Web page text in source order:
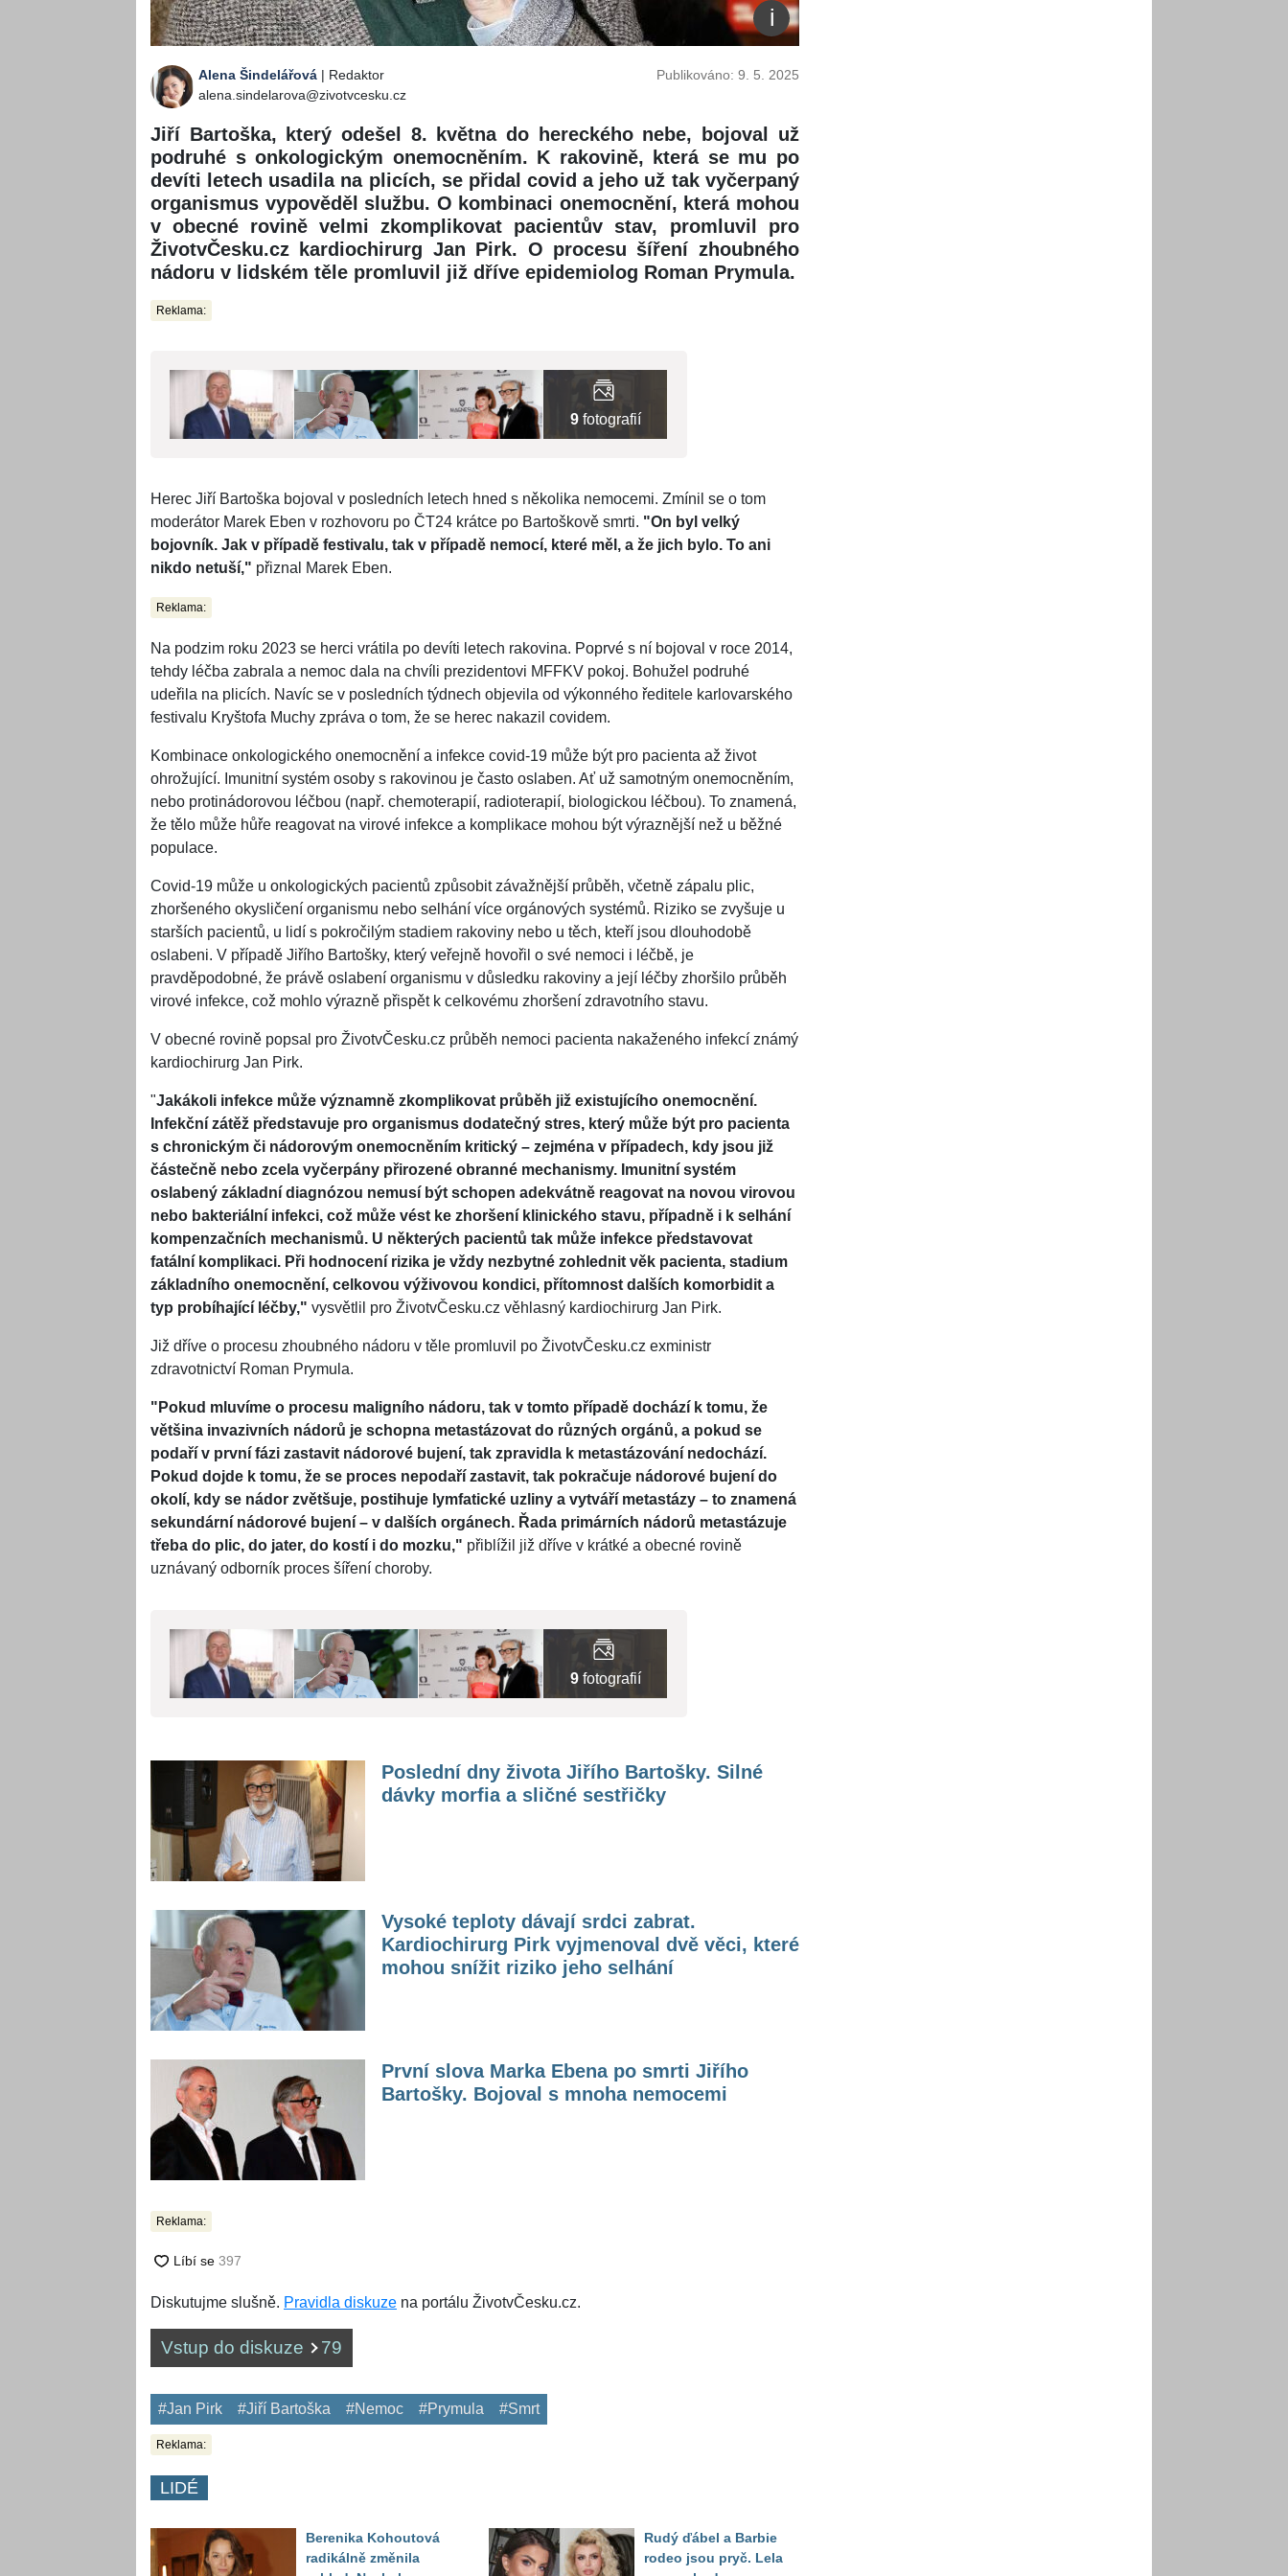
Alena Šindelářová | Redaktor
alena.sindelarova@zivotvcesku.cz
Publikováno: 9. 5. 2025
Jiří Bartoška, který odešel 8. května do hereckého nebe, bojoval už
podruhé s onkologickým onemocněním. K rakovině, která se mu po
devíti letech usadila na plicích, se přidal covid a jeho už tak vyčerpaný
organismus vypověděl službu. O kombinaci onemocnění, která mohou
v obecné rovině velmi zkomplikovat pacientův stav, promluvil pro
ŽivotvČesku.cz kardiochirurg Jan Pirk. O procesu šíření zhoubného
nádoru v lidském těle promluvil již dříve epidemiolog Roman Prymula.
Reklama:
9fotografií
Herec Jiří Bartoška bojoval v posledních letech hned s několika nemocemi. Zmínil se o tom
moderátor Marek Eben v rozhovoru po ČT24 krátce po Bartoškově smrti. "On byl velký
bojovník. Jak v případě festivalu, tak v případě nemocí, které měl, a že jich bylo. To ani
nikdo netuší," přiznal Marek Eben.
Reklama:
Na podzim roku 2023 se herci vrátila po devíti letech rakovina. Poprvé s ní bojoval v roce 2014,
tehdy léčba zabrala a nemoc dala na chvíli prezidentovi MFFKV pokoj. Bohužel podruhé
udeřila na plicích. Navíc se v posledních týdnech objevila od výkonného ředitele karlovarského
festivalu Kryštofa Muchy zpráva o tom, že se herec nakazil covidem.
Kombinace onkologického onemocnění a infekce covid-19 může být pro pacienta až život
ohrožující. Imunitní systém osoby s rakovinou je často oslaben. Ať už samotným onemocněním,
nebo protinádorovou léčbou (např. chemoterapií, radioterapií, biologickou léčbou). To znamená,
že tělo může hůře reagovat na virové infekce a komplikace mohou být výraznější než u běžné
populace.
Covid-19 může u onkologických pacientů způsobit závažnější průběh, včetně zápalu plic,
zhoršeného okysličení organismu nebo selhání více orgánových systémů. Riziko se zvyšuje u
starších pacientů, u lidí s pokročilým stadiem rakoviny nebo u těch, kteří jsou dlouhodobě
oslabeni. V případě Jiřího Bartošky, který veřejně hovořil o své nemoci i léčbě, je
pravděpodobné, že právě oslabení organismu v důsledku rakoviny a její léčby zhoršilo průběh
virové infekce, což mohlo výrazně přispět k celkovému zhoršení zdravotního stavu.
V obecné rovině popsal pro ŽivotvČesku.cz průběh nemoci pacienta nakaženého infekcí známý
kardiochirurg Jan Pirk.
"Jakákoli infekce může významně zkomplikovat průběh již existujícího onemocnění.
Infekční zátěž představuje pro organismus dodatečný stres, který může být pro pacienta
s chronickým či nádorovým onemocněním kritický – zejména v případech, kdy jsou již
částečně nebo zcela vyčerpány přirozené obranné mechanismy. Imunitní systém
oslabený základní diagnózou nemusí být schopen adekvátně reagovat na novou virovou
nebo bakteriální infekci, což může vést ke zhoršení klinického stavu, případně i k selhání
kompenzačních mechanismů. U některých pacientů tak může infekce představovat
fatální komplikaci. Při hodnocení rizika je vždy nezbytné zohlednit věk pacienta, stadium
základního onemocnění, celkovou výživovou kondici, přítomnost dalších komorbidit a
typ probíhající léčby," vysvětlil pro ŽivotvČesku.cz věhlasný kardiochirurg Jan Pirk.
Již dříve o procesu zhoubného nádoru v těle promluvil po ŽivotvČesku.cz exministr
zdravotnictví Roman Prymula.
"Pokud mluvíme o procesu maligního nádoru, tak v tomto případě dochází k tomu, že
většina invazivních nádorů je schopna metastázovat do různých orgánů, a pokud se
podaří v první fázi zastavit nádorové bujení, tak zpravidla k metastázování nedochází.
Pokud dojde k tomu, že se proces nepodaří zastavit, tak pokračuje nádorové bujení do
okolí, kdy se nádor zvětšuje, postihuje lymfatické uzliny a vytváří metastázy –⁠⁠⁠⁠⁠⁠ to znamená
sekundární nádorové bujení –⁠⁠⁠⁠⁠⁠ v dalších orgánech. Řada primárních nádorů metastázuje
třeba do plic, do jater, do kostí i do mozku," přiblížil již dříve v krátké a obecné rovině
uznávaný odborník proces šíření choroby.
9fotografií
Poslední dny života Jiřího Bartošky. Silné
dávky morfia a sličné sestřičky
Vysoké teploty dávají srdci zabrat.
Kardiochirurg Pirk vyjmenoval dvě věci, které
mohou snížit riziko jeho selhání
První slova Marka Ebena po smrti Jiřího
Bartošky. Bojoval s mnoha nemocemi
Reklama:
Diskutujme slušně. Pravidla diskuze na portálu ŽivotvČesku.cz.
Vstup do diskuze 79
#Jan Pirk #Jiří Bartoška #Nemoc #Prymula #Smrt
Reklama:
LIDÉ
Berenika Kohoutová
radikálně změnila
Rudý ďábel a Barbie
rodeo jsou pryč. Lela